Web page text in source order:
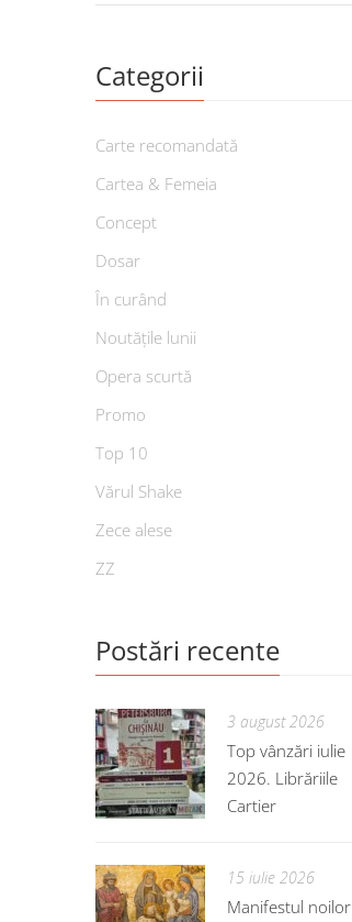
Categorii
Carte recomandată
Cartea & Femeia
Concept
Dosar
În curând
Noutățile lunii
Opera scurtă
Promo
Top 10
Vărul Shake
Zece alese
ZZ
Postări recente
3 august 2026
Top vânzări iulie
2026. Librăriile
Cartier
15 iulie 2026
Manifestul noilor